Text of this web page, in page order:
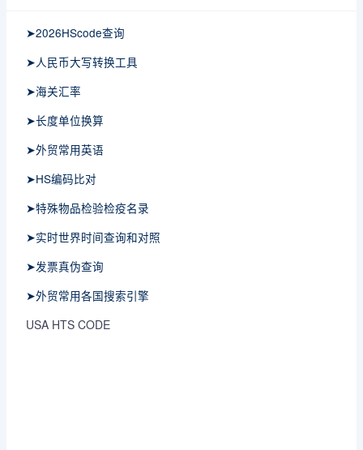
➤2026HScode查询
➤人民币大写转换工具
➤海关汇率
➤长度单位换算
➤外贸常用英语
➤HS编码比对
➤特殊物品检验检疫名录
➤实时世界时间查询和对照
➤发票真伪查询
➤外贸常用各国搜索引擎
USA HTS CODE